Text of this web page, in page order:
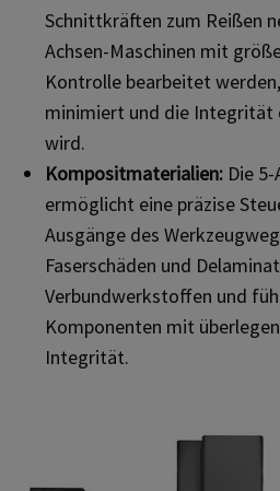
Schnittkräften zum Reißen
Achsen-Maschinen mit
Kontrolle bearbeitet
minimiert und die Integrität
wird.
Kompositmaterialien: Die
ermöglicht eine präzise
Ausgänge des
Faserschäden und
Verbundwerkstoffen und
Komponenten mit
Integrität.